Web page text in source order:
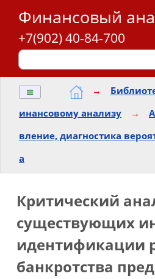
Финансовый
+7(902) 40-84-700
≡ →
инансовому анализу
→
вление, диагностика
а
Критический
существующих
идентификации
банкротства